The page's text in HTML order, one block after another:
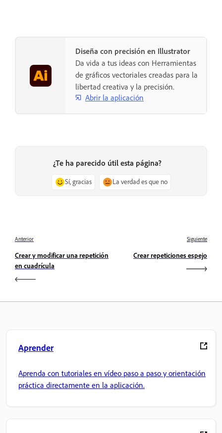
Diseña con precisión en Illustrator
Da vida a tus ideas con Herramientas
de gráficos vectoriales creadas para la
libertad creativa y la precisión.
Abrir la aplicación
¿Te ha parecido útil esta página?
Sí, gracias La verdad es que no
Anterior
Crear y modificar una repetición
en cuadrícula
Siguiente
Crear repeticiones espejo
Aprender
Aprenda con tutoriales en vídeo paso a paso y orientación
práctica directamente en la aplicación.